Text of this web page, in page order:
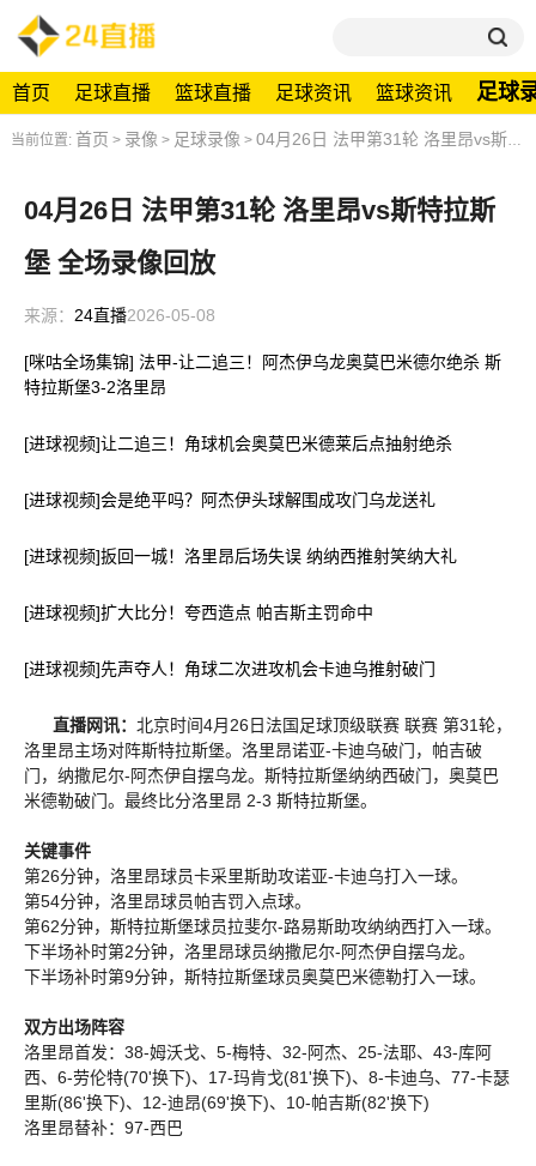
首页 足球直播 篮球直播 足球资讯 篮球资讯 足球
当前位置: 首页 > 录像 > 足球录像 > 04月26日 法甲第31轮 洛里昂vs斯特拉斯堡 全场录像回放
04月26日 法甲第31轮 洛里昂vs斯特拉斯
堡 全场录像回放
来源： 24直播2026-05-08
[咪咕全场集锦] 法甲-让二追三！阿杰伊乌龙奥莫巴米德尔绝杀 斯
特拉斯堡3-2洛里昂
[进球视频]让二追三！角球机会奥莫巴米德莱后点抽射绝杀
[进球视频]会是绝平吗？阿杰伊头球解围成攻门乌龙送礼
[进球视频]扳回一城！洛里昂后场失误 纳纳西推射笑纳大礼
[进球视频]扩大比分！夸西造点 帕吉斯主罚命中
[进球视频]先声夺人！角球二次进攻机会卡迪乌推射破门
直播网讯： 北京时间4月26日法国足球顶级联赛 联赛 第31轮，
洛里昂主场对阵斯特拉斯堡。洛里昂诺亚-卡迪乌破门，帕吉破
门，纳撒尼尔-阿杰伊自摆乌龙。斯特拉斯堡纳纳西破门，奥莫巴
米德勒破门。最终比分洛里昂 2-3 斯特拉斯堡。
关键事件
第26分钟，洛里昂球员卡采里斯助攻诺亚-卡迪乌打入一球。
第54分钟，洛里昂球员帕吉罚入点球。
第62分钟，斯特拉斯堡球员拉斐尔-路易斯助攻纳纳西打入一球。
下半场补时第2分钟，洛里昂球员纳撒尼尔-阿杰伊自摆乌龙。
下半场补时第9分钟，斯特拉斯堡球员奥莫巴米德勒打入一球。
双方出场阵容
洛里昂首发：38-姆沃戈、5-梅特、32-阿杰、25-法耶、43-库阿
西、6-劳伦特(70'换下)、17-玛肯戈(81'换下)、8-卡迪乌、77-卡瑟
里斯(86'换下)、12-迪昂(69'换下)、10-帕吉斯(82'换下)
洛里昂替补：97-西巴